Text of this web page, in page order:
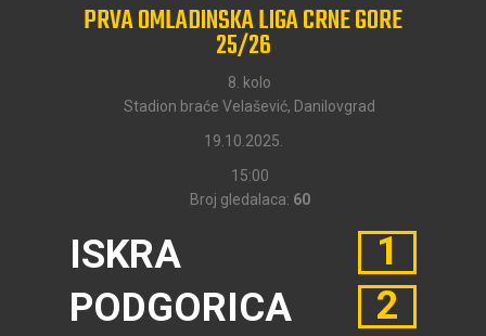
PRVA OMLADINSKA LIGA CRNE GORE
25/26
8. kolo
Stadion braće Velašević, Danilovgrad
19.10.2025.
15:00
Broj gledalaca: 60
ISKRA
PODGORICA
1
2